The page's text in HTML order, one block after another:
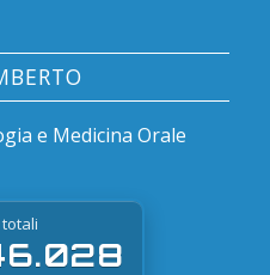
e Medicina Orale